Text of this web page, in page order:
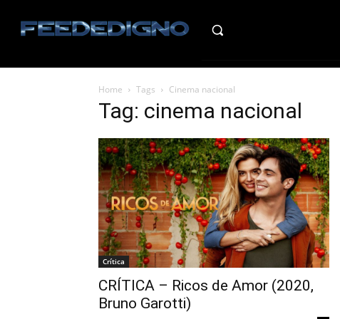
Home Tags Cinema nacional
Tag: cinema nacional
Crítica
CRÍTICA – Ricos de Amor (2020,
Bruno Garotti)